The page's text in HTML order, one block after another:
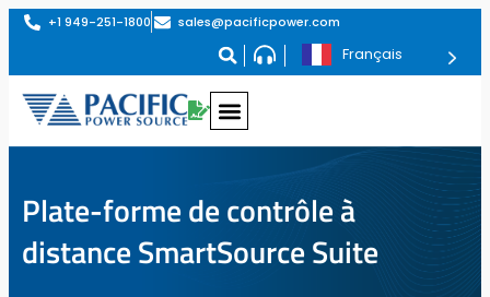
+1 949-251-1800 sales@pacificpower.com
Français
Plate-forme de contrôle à
distance SmartSource Suite